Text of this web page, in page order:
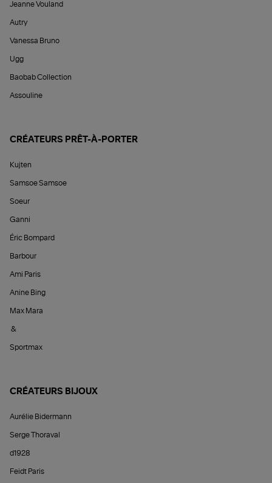
Jeanne Vouland
Autry
Vanessa Bruno
Ugg
Baobab Collection
Assouline
CRÉATEURS PRÊT-À-PORTER
Kujten
Samsoe Samsoe
Soeur
Ganni
Éric Bompard
Barbour
Ami Paris
Anine Bing
Max Mara
&
Sportmax
CRÉATEURS BIJOUX
Aurélie Bidermann
Serge Thoraval
d1928
Feidt Paris